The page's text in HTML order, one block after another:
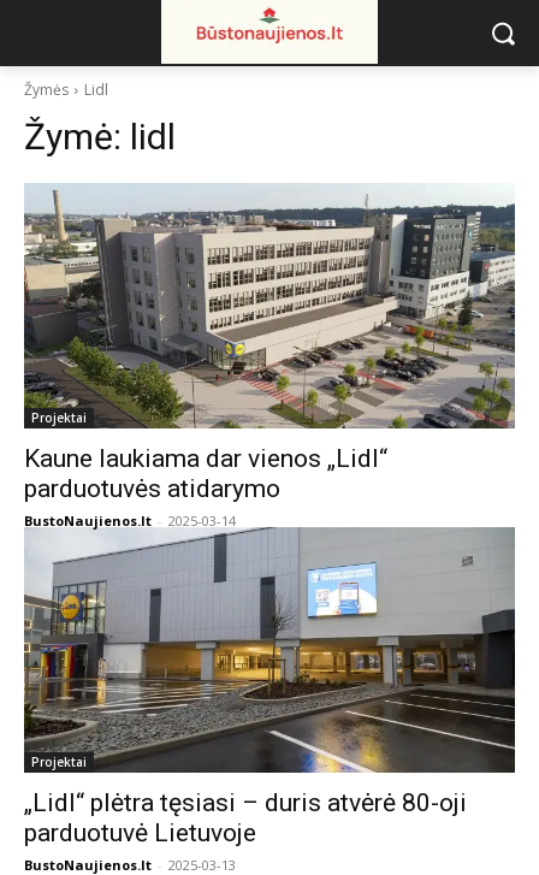
Žymės Lidl
Žymė: lidl
Projektai
Kaune laukiama dar vienos „Lidl“
parduotuvės atidarymo
BustoNaujienos.lt - 2025-03-14
Projektai
„Lidl“ plėtra tęsiasi – duris atvėrė 80-oji
parduotuvė Lietuvoje
BustoNaujienos.lt - 2025-03-13